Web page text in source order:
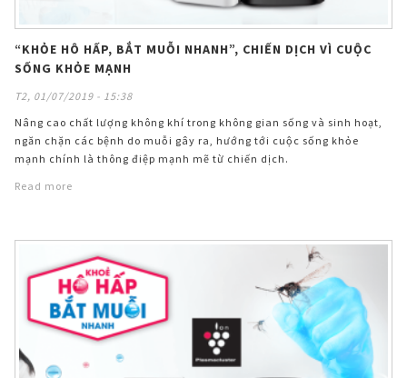
“KHỎE HÔ HẤP, BẮT MUỖI NHANH”, CHIẾN DỊCH VÌ CUỘC
SỐNG KHỎE MẠNH
T2, 01/07/2019 - 15:38
Nâng cao chất lượng không khí trong không gian sống và sinh hoạt,
ngăn chặn các bệnh do muỗi gây ra, hướng tới cuộc sống khỏe
mạnh chính là thông điệp mạnh mẽ từ chiến dịch.
Read more